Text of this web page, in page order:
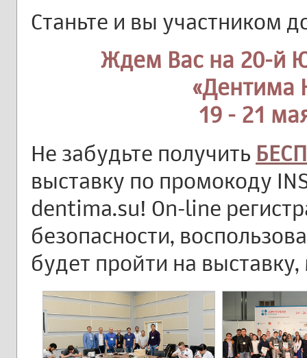
Станьте и вы участником
Ждем Вас на 20-й
«Дентима
19 - 21
Не забудьте получить
выставку по промокоду
dentima.su! On-line
безопасности,
будет пройти на